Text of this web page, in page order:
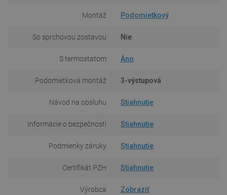
Montáž Podomietkový
So sprchovou zostavou Nie
S termostatom Áno
Podomietková montáž 3-výstupová
Návod na obsluhu Stiahnutie
Informácie o bezpečnosti Stiahnutie
Podmienky záruky Stiahnutie
Certifikát PZH Stiahnutie
Výrobca Zobraziť